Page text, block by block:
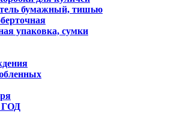
бумажный, тишью
упаковка, сумки